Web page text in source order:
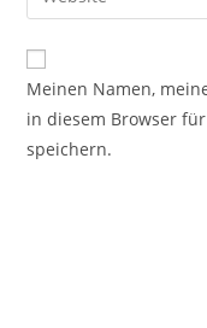
Meinen Namen,
in diesem Browser
speichern.